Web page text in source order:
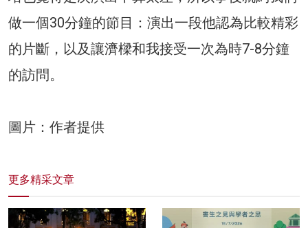
做一個30分鐘的節目：演出一段他認為比較精彩
的片斷，以及讓濟樑和我接受一次為時7-8分鐘
的訪問。
圖片：作者提供
更多精采文章